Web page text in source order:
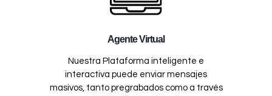
Agente Virtual
Nuestra Plataforma inteligente e
interactiva puede enviar mensajes
masivos, tanto pregrabados como a través